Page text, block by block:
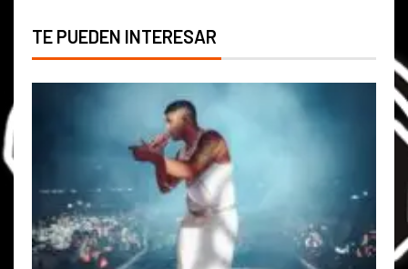
TE PUEDEN INTERESAR